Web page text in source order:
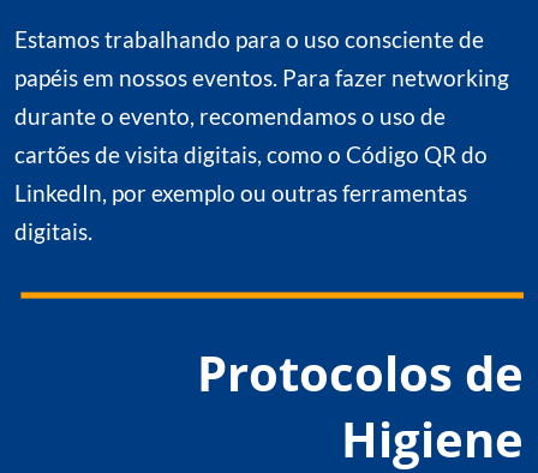
Estamos trabalhando para o uso consciente de
papéis em nossos eventos. Para fazer networking
durante o evento, recomendamos o uso de
cartões de visita digitais, como o Código QR do
LinkedIn, por exemplo ou outras ferramentas
digitais.
Protocolos de
Higiene